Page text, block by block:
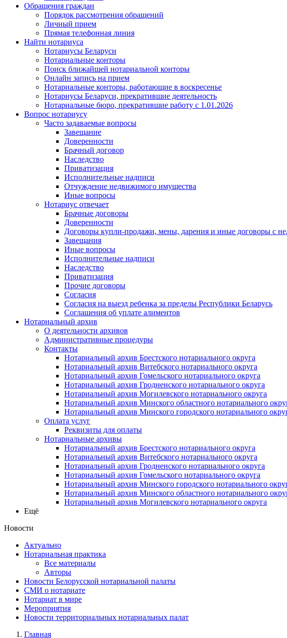
Обращения граждан
Порядок рассмотрения обращений
Личный прием
Прямая телефонная линия
Найти нотариуса
Нотариусы Беларуси
Нотариальные конторы
Поиск ближайшей нотариальной конторы
Онлайн запись на прием
Нотариальные конторы, работающие в воскресенье
Нотариусы Беларуси, прекратившие деятельность
Нотариальные бюро, прекратившие работу с 1.01.2026
Вопрос нотариусу
Часто задаваемые вопросы
Завещание
Доверенности
Брачный договор
Наследство
Приватизация
Исполнительные надписи
Отчуждение недвижимого имущества
Иные вопросы
Нотариус отвечает
Брачные договоры
Доверенности
Договоры купли-продажи, мены, дарения и иные договоры с
Завещания
Иные вопросы
Исполнительные надписи
Наследство
Приватизация
Прочие договоры
Согласия
Согласия на выезд ребенка за пределы Республики Беларусь
Соглашения об уплате алиментов
Нотариальный архив
О деятельности архивов
Административные процедуры
Контакты
Нотариальный архив Брестского нотариального округа
Нотариальный архив Витебского нотариального округа
Нотариальный архив Гомельского нотариального округа
Нотариальный архив Гродненского нотариального округа
Нотариальный архив Могилевского нотариального округа
Нотариальный архив Минского областного нотариального
Нотариальный архив Минского городского нотариального
Оплата услуг
Реквизиты для оплаты
Нотариальные архивы
Нотариальный архив Брестского нотариального округа
Нотариальный архив Витебского нотариального округа
Нотариальный архив Гродненского нотариального округа
Нотариальный архив Гомельского нотариального округа
Нотариальный архив Минского городского нотариального
Нотариальный архив Минского областного нотариального
Нотариальный архив Могилевского нотариального округа
Ещё
Новости
Актуально
Нотариальная практика
Все материалы
Авторы
Новости Белорусской нотариальной палаты
СМИ о нотариате
Нотариат в мире
Мероприятия
Новости территориальных нотариальных палат
Главная